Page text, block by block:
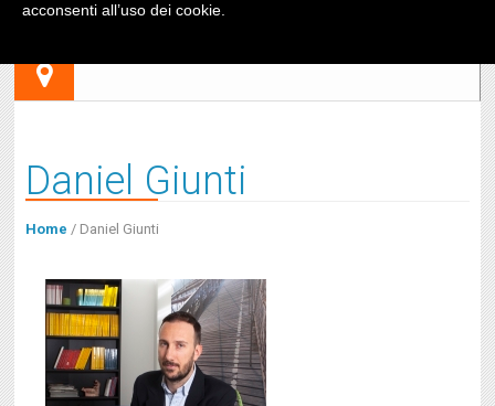
Daniel Giunti
Home / Daniel Giunti
acconsenti all’uso dei cookie.